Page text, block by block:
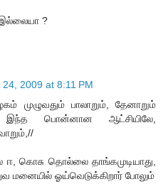
?
2009 at 8:11 PM
முழுவதும் பாலாறும், தேனாறும்
இந்த பொன்னான ஆட்சியிலே,
ஈ, கொசு தொல்லை தாங்கமுடியாது,
மனையில் ஓய்வெடுக்கிறார் போலும்